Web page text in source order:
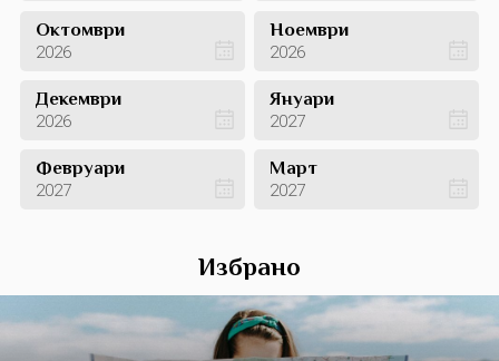
Октомври
2026
Ноември
2026
Декември
2026
Януари
2027
Февруари
2027
Март
2027
Избрано